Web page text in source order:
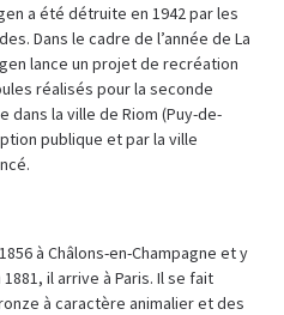
a été détruite en 1942 par les
Dans le cadre de l’année de La
lance un projet de recréation
réalisés pour la seconde
dans la ville de Riom (Puy-de-
publique et par la ville
à Châlons-en-Champagne et y
il arrive à Paris. Il se fait
à caractère animalier et des